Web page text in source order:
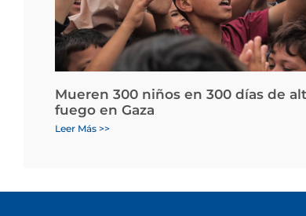
Mueren 300 niños en 300 días de
fuego en Gaza
Leer Más >>